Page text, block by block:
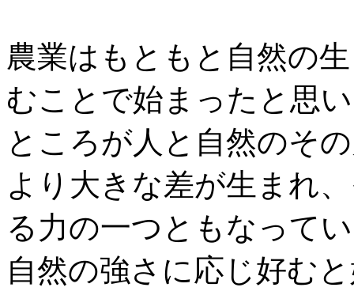
農業はもともと自然の
むことで始まったと思
ところが人と自然のそ
より大きな差が生まれ
る力の一つともなって
自然の強さに応じ好む